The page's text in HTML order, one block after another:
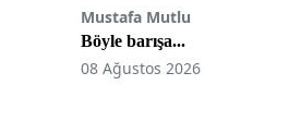
Mustafa Mutlu
Böyle barışa...
08 Ağustos 2026